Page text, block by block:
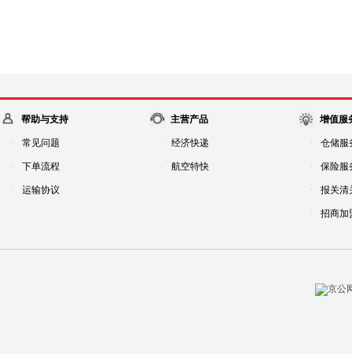
帮助与支持
· 常见问题
· 下单流程
· 运输协议
主营产品
· 经济快递
· 航空特快
增值服
· 仓储服
· 保险服
· 报关清
· 招商加
京公